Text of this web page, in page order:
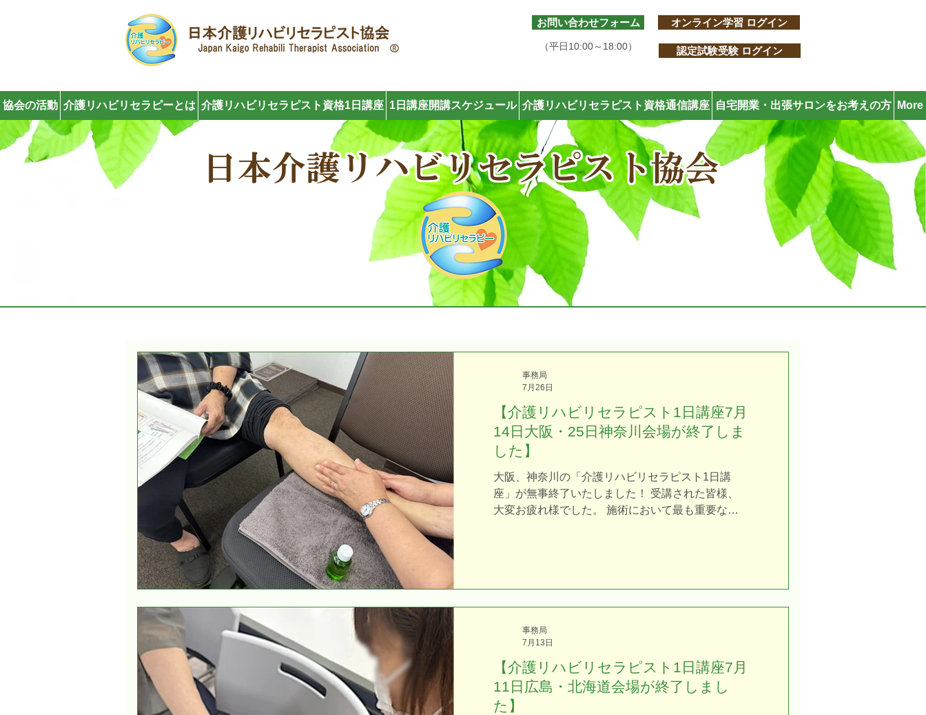
050-6877-6170
お問い合わせフォーム
（平日10:00～18:00）
オンライン学習 ログイン
認定試験受験 ログイン
協会の活動 介護リハビリセラピーとは 介護リハビリセラピスト資格1日講座 1日講座開講スケジュール 介護リハビリセラピスト資格通信講座 自宅開業・出張サロンをお考えの方 More
【介護リハビリセラピスト1日講座7月
14日大阪・25日神奈川会場が終了しま
した】
大阪、神奈川の「介護リハビリセラピスト1日講
座」が無事終了いたしました！ 受講された皆様、
大変お疲れ様でした。 施術において最も重要なの
で満足」してしまうのは、実は一番もったいないこ
とです。 正直にお伝えすると…… この講座、頑張
って座学で知識を詰め込む必要は一切ありません。
大切なのは、高齢者にすぐに施術ができるかどう
か。 だからこそ本講座は、無駄な内容を削ぎ落と
し、 **「見て・練習して・その場で身につける」**
未経験の方も安心して受講できる体感型カリキュラ
ムに特化しています。 「いつか機会があれば」
事務局
7月26日
【介護リハビリセラピスト1日講座7月
11日広島・北海道会場が終了しまし
た】
事務局
7月13日